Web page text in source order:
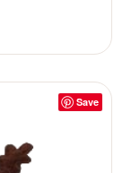
Save